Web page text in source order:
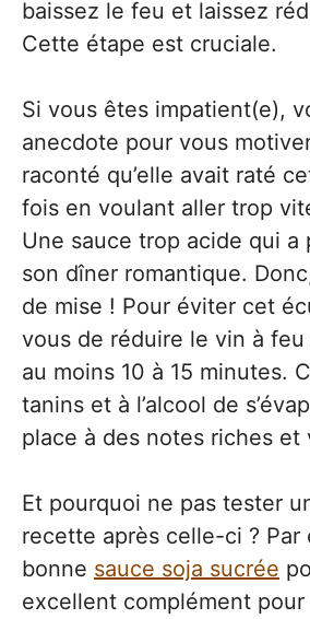
baissez le feu et laissez
Cette étape est cruciale.
Si vous êtes impatient(e),
anecdote pour vous
raconté qu’elle avait raté
fois en voulant aller trop
Une sauce trop acide qui a
son dîner romantique.
de mise ! Pour éviter cet
vous de réduire le vin à
au moins 10 à 15 minutes.
tanins et à l’alcool de
place à des notes riches et
Et pourquoi ne pas tester
recette après celle-ci ? Par
bonne sauce soja sucrée
excellent complément